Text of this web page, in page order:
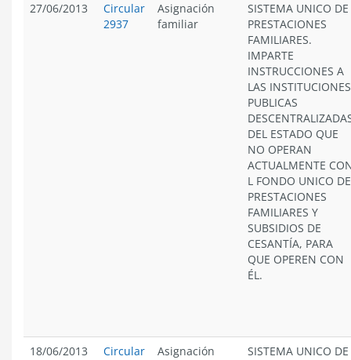
27/06/2013
Circular
2937
Asignación
familiar
SISTEMA UNICO DE
PRESTACIONES
FAMILIARES.
IMPARTE
INSTRUCCIONES A
LAS INSTITUCIONES
PUBLICAS
DEL ESTADO QUE
NO OPERAN
ACTUALMENTE
L FONDO UNICO DE
PRESTACIONES
FAMILIARES Y
SUBSIDIOS DE
CESANTÍA, PARA
QUE OPEREN CON
ÉL.
18/06/2013
Circular
Asignación
SISTEMA UNICO DE